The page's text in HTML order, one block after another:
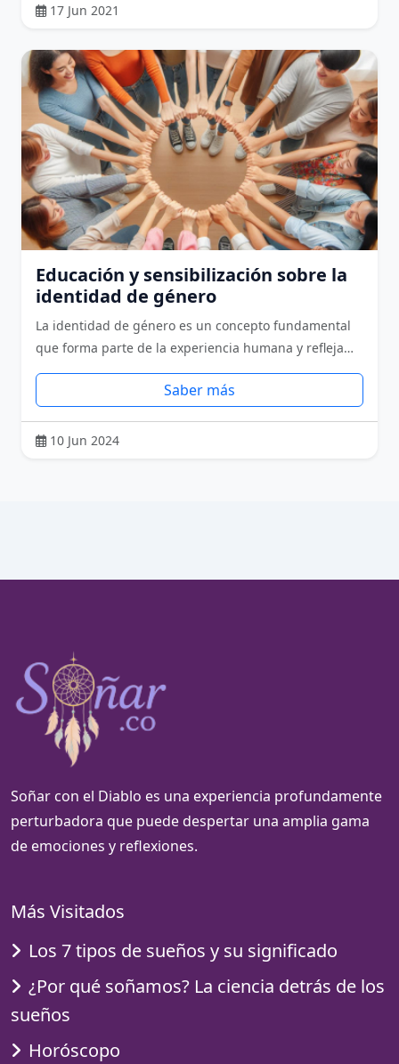
17 Jun 2021
Educación y sensibilización sobre la
identidad de género
La identidad de género es un concepto fundamental
que forma parte de la experiencia humana y refleja…
Saber más
10 Jun 2024
Soñar con el Diablo es una experiencia profundamente
perturbadora que puede despertar una amplia gama
de emociones y reflexiones.
Más Visitados
Los 7 tipos de sueños y su significado
¿Por qué soñamos? La ciencia detrás de los
sueños
Horóscopo